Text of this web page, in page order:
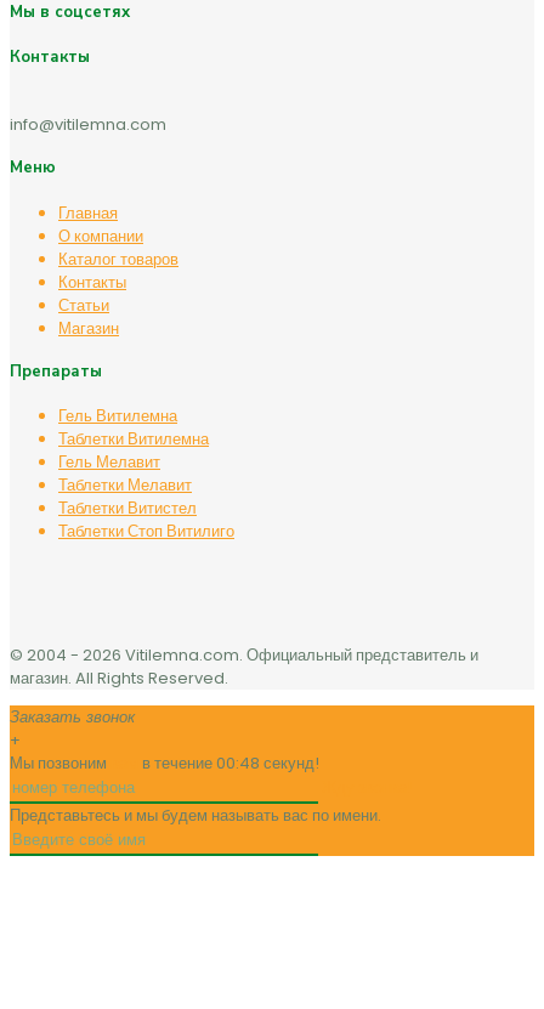
Мы в соцсетях
Контакты
info@vitilemna.com
Меню
Главная
О компании
Каталог товаров
Контакты
Статьи
Магазин
Препараты
Гель Витилемна
Таблетки Витилемна
Гель Мелавит
Таблетки Мелавит
Таблетки Витистел
Таблетки Стоп Витилиго
© 2004 - 2026 Vitilemna.com. Официальный представитель и
магазин. All Rights Reserved.
Заказать звонок
+
Мы позвоним
в течение 00:48 секунд!
Представьтесь и мы будем называть вас по имени.